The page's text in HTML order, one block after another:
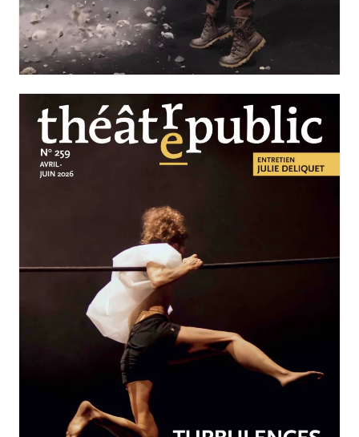
N°260
Nos solitudes
AVRIL-JUIN 2026
N°259